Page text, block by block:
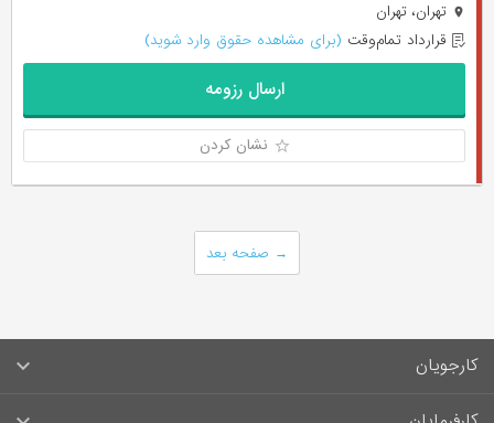
تهران، تهران
قرارداد تمام‌وقت (برای مشاهده حقوق وارد شوید)
ارسال رزومه
نشان کردن
صفحه بعد →
کارجویان
سوالات متداول کارجویان